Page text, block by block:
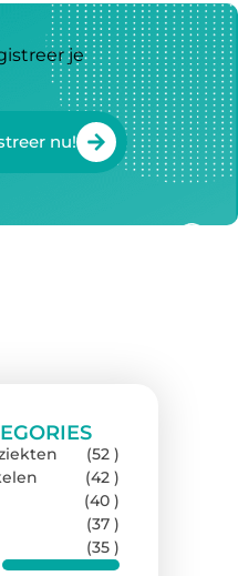
je
nu!
(52 )
(42 )
(40 )
(37 )
(35 )